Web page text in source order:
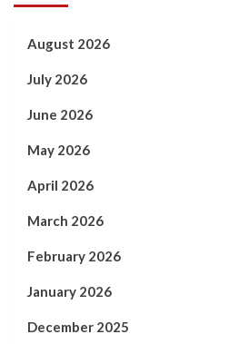
August 2026
July 2026
June 2026
May 2026
April 2026
March 2026
February 2026
January 2026
December 2025